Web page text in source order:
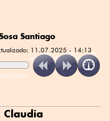
Santiago
11.07.2025 - 14:13
ReadSpeaker
Claudia